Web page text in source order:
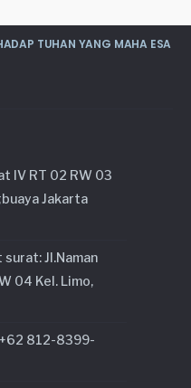
TUHAN YANG MAHA ESA
IV RT 02 RW 03
Jakarta
Jl.Naman
04 Kel. Limo,
+62 812-8399-